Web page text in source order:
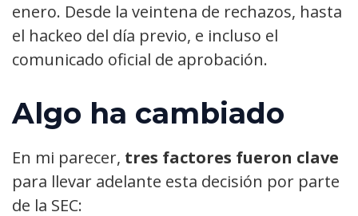
enero. Desde la veintena de rechazos, hasta
el hackeo del día previo, e incluso el
comunicado oficial de aprobación.
Algo ha cambiado
En mi parecer, tres factores fueron clave
para llevar adelante esta decisión por parte
de la SEC: